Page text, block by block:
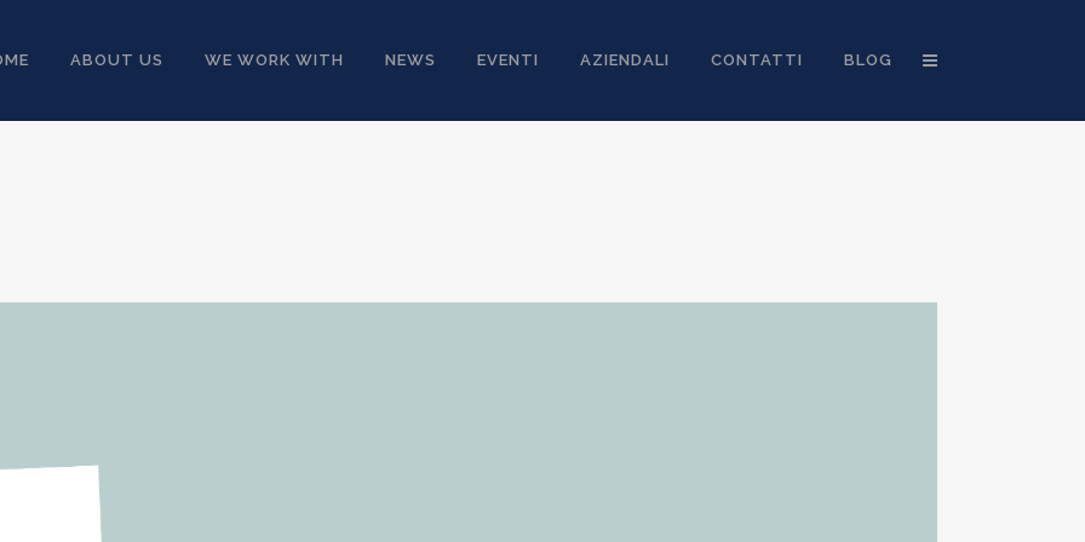
ABOUT US WE WORK WITH NEWS EVENTI AZIENDALI CONTATTI BLOG